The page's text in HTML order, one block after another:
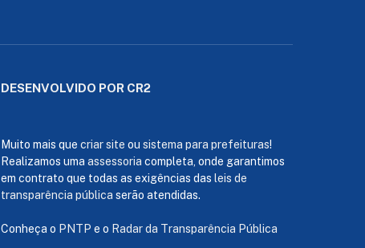
DESENVOLVIDO POR CR2
Muito mais que criar site ou sistema para prefeituras!
Realizamos uma assessoria completa, onde garantimos
em contrato que todas as exigências das leis de
transparência pública serão atendidas.
Conheça o PNTP e o Radar da Transparência Pública